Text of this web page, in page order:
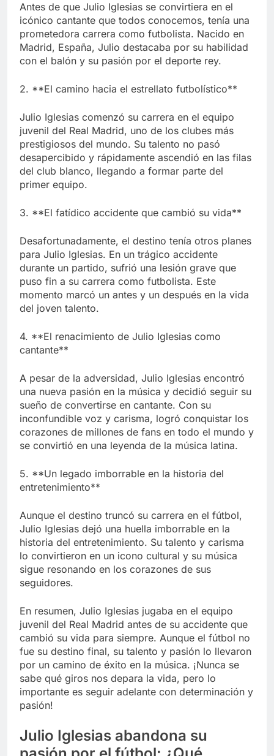
Antes de que Julio Iglesias se convirtiera en el
icónico cantante que todos conocemos, tenía una
prometedora carrera como futbolista. Nacido en
Madrid, España, Julio destacaba por su habilidad
con el balón y su pasión por el deporte rey.
2. **El camino hacia el estrellato futbolístico**
Julio Iglesias comenzó su carrera en el equipo
juvenil del Real Madrid, uno de los clubes más
prestigiosos del mundo. Su talento no pasó
desapercibido y rápidamente ascendió en las filas
del club blanco, llegando a formar parte del
primer equipo.
3. **El fatídico accidente que cambió su vida**
Desafortunadamente, el destino tenía otros planes
para Julio Iglesias. En un trágico accidente
durante un partido, sufrió una lesión grave que
puso fin a su carrera como futbolista. Este
momento marcó un antes y un después en la vida
del joven talento.
4. **El renacimiento de Julio Iglesias como
cantante**
A pesar de la adversidad, Julio Iglesias encontró
una nueva pasión en la música y decidió seguir su
sueño de convertirse en cantante. Con su
inconfundible voz y carisma, logró conquistar los
corazones de millones de fans en todo el mundo y
se convirtió en una leyenda de la música latina.
5. **Un legado imborrable en la historia del
entretenimiento**
Aunque el destino truncó su carrera en el fútbol,
Julio Iglesias dejó una huella imborrable en la
historia del entretenimiento. Su talento y carisma
lo convirtieron en un icono cultural y su música
sigue resonando en los corazones de sus
seguidores.
En resumen, Julio Iglesias jugaba en el equipo
juvenil del Real Madrid antes de su accidente que
cambió su vida para siempre. Aunque el fútbol no
fue su destino final, su talento y pasión lo llevaron
por un camino de éxito en la música. ¡Nunca se
sabe qué giros nos depara la vida, pero lo
importante es seguir adelante con determinación y
pasión!
Julio Iglesias abandona su